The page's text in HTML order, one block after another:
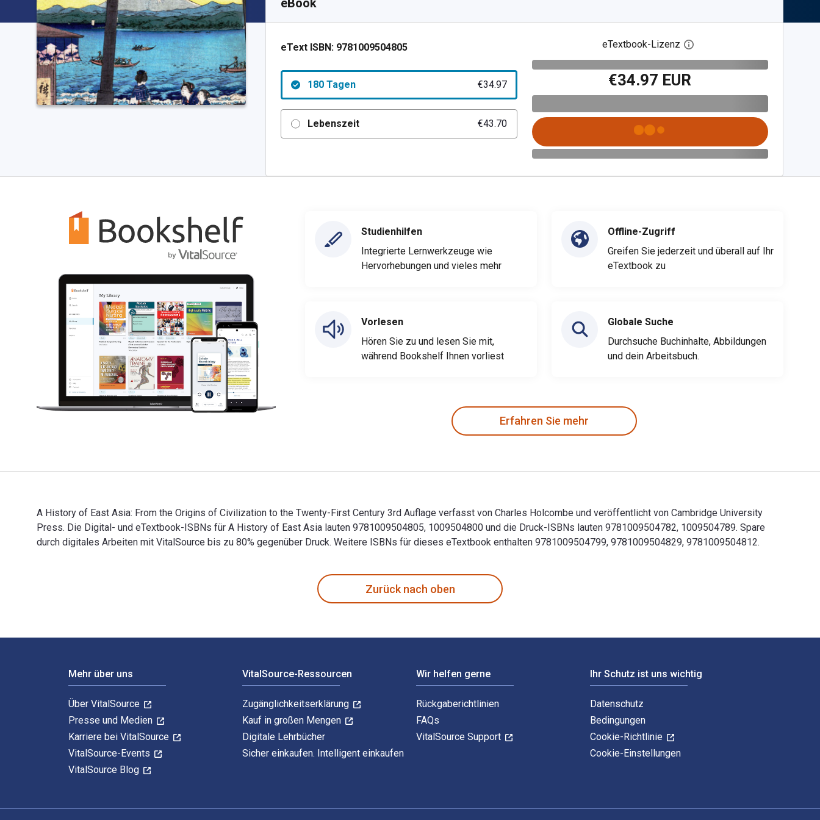
eBook
eText ISBN: 9781009504805
180 Tagen €34.97
Lebenszeit €43.70
eTextbook-Lizenz Digitalen Lizenzdialog öffnen
€34.97 EUR
Studienhilfen
Integrierte Lernwerkzeuge wie
Hervorhebungen und vieles mehr
Vorlesen
Hören Sie zu und lesen Sie mit,
während Bookshelf Ihnen vorliest
Offline-Zugriff
Greifen Sie jederzeit und überall auf Ihr
eTextbook zu
Globale Suche
Durchsuche Buchinhalte, Abbildungen
und dein Arbeitsbuch.
Erfahren Sie mehr
A History of East Asia: From the Origins of Civilization to the Twenty-First Century 3rd Auflage verfasst von Charles Holcombe und veröffentlicht von Cambridge University
Press. Die Digital- und eTextbook-ISBNs für A History of East Asia lauten 9781009504805, 1009504800 und die Druck-ISBNs lauten 9781009504782, 1009504789. Spare
durch digitales Arbeiten mit VitalSource bis zu 80% gegenüber Druck. Weitere ISBNs für dieses eTextbook enthalten 9781009504799, 9781009504829, 9781009504812.
Zurück nach oben
Mehr über uns
Über VitalSource
Presse und Medien
Karriere bei VitalSource
VitalSource-Events
VitalSource Blog
VitalSource-Ressourcen
Zugänglichkeitserklärung
Kauf in großen Mengen
Digitale Lehrbücher
Sicher einkaufen. Intelligent einkaufen
Wir helfen gerne
Rückgaberichtlinien
FAQs
VitalSource Support
Ihr Schutz ist uns wichtig
Datenschutz
Bedingungen
Cookie-Richtlinie
Cookie-Einstellungen